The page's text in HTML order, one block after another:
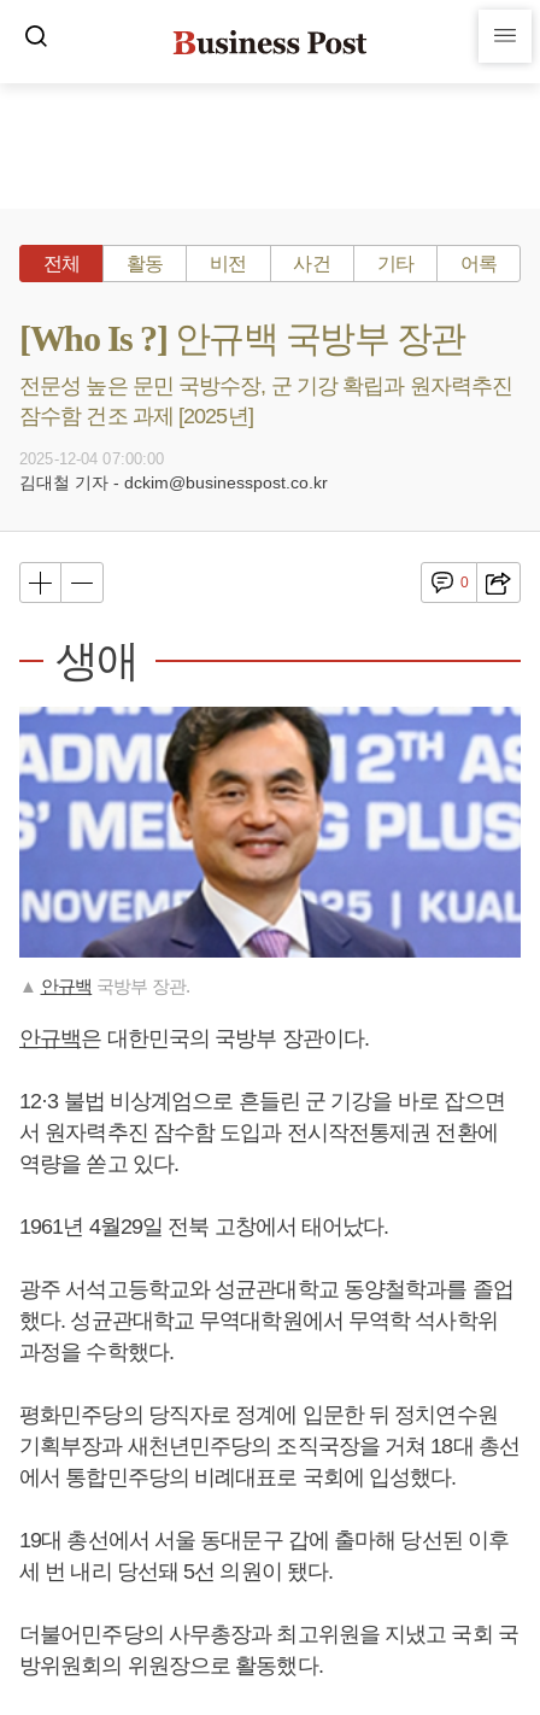
전체 활동 비전 사건 기타 어록
[Who Is ?] 안규백 국방부 장관
전문성 높은 문민 국방수장, 군 기강 확립과 원자력추진
잠수함 건조 과제 [2025년]
2025-12-04 07:00:00
김대철 기자 - dckim@businesspost.co.kr
0
생애
▲ 안규백 국방부 장관.
안규백은 대한민국의 국방부 장관이다.
12·3 불법 비상계엄으로 흔들린 군 기강을 바로 잡으면
서 원자력추진 잠수함 도입과 전시작전통제권 전환에
역량을 쏟고 있다.
1961년 4월29일 전북 고창에서 태어났다.
광주 서석고등학교와 성균관대학교 동양철학과를 졸업
했다. 성균관대학교 무역대학원에서 무역학 석사학위
과정을 수학했다.
평화민주당의 당직자로 정계에 입문한 뒤 정치연수원
기획부장과 새천년민주당의 조직국장을 거쳐 18대 총선
에서 통합민주당의 비례대표로 국회에 입성했다.
19대 총선에서 서울 동대문구 갑에 출마해 당선된 이후
세 번 내리 당선돼 5선 의원이 됐다.
더불어민주당의 사무총장과 최고위원을 지냈고 국회 국
방위원회의 위원장으로 활동했다.